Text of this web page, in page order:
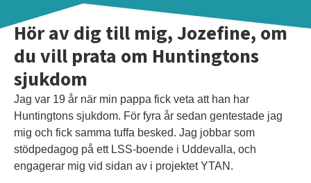
Hör av dig till mig, Jozefine, om
du vill prata om Huntingtons
sjukdom
Jag var 19 år när min pappa fick veta att han har
Huntingtons sjukdom. För fyra år sedan gentestade jag
mig och fick samma tuffa besked. Jag jobbar som
stödpedagog på ett LSS-boende i Uddevalla, och
engagerar mig vid sidan av i projektet YTAN.